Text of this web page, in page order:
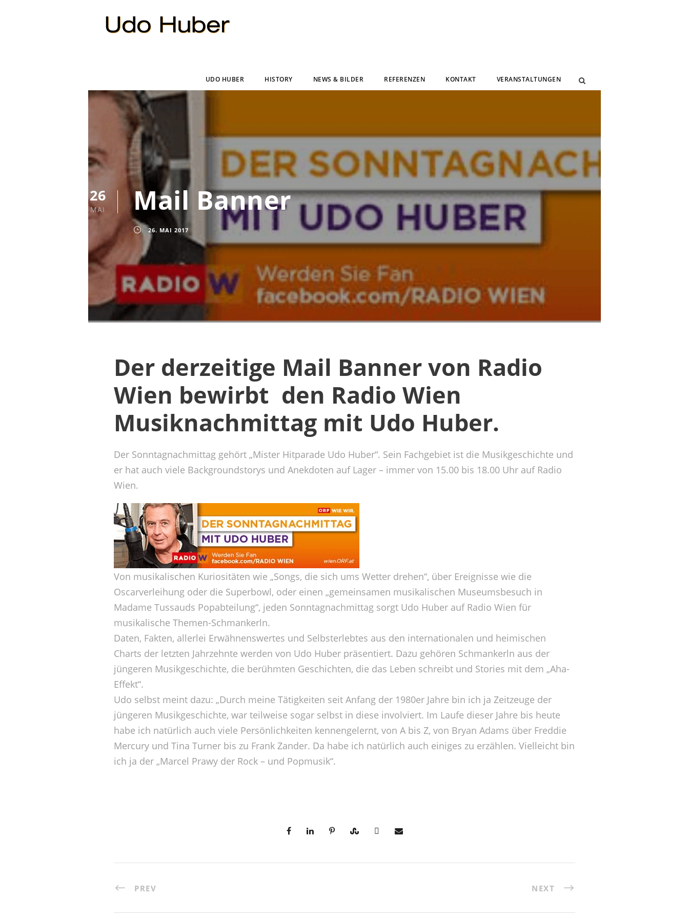
UDO HUBER HISTORY NEWS & BILDER REFERENZEN KONTAKT VERANSTALTUNGEN
26
MAI Mail Banner
26. MAI 2017
Der derzeitige Mail Banner von Radio
Wien bewirbt den Radio Wien
Musiknachmittag mit Udo Huber.
Der Sonntagnachmittag gehört „Mister Hitparade Udo Huber“. Sein Fachgebiet ist die Musikgeschichte und
er hat auch viele Backgroundstorys und Anekdoten auf Lager – immer von 15.00 bis 18.00 Uhr auf Radio
Wien.
Von musikalischen Kuriositäten wie „Songs, die sich ums Wetter drehen“, über Ereignisse wie die
Oscarverleihung oder die Superbowl, oder einen „gemeinsamen musikalischen Museumsbesuch in
Madame Tussauds Popabteilung“, jeden Sonntagnachmittag sorgt Udo Huber auf Radio Wien für
musikalische Themen-Schmankerln.
Daten, Fakten, allerlei Erwähnenswertes und Selbsterlebtes aus den internationalen und heimischen
Charts der letzten Jahrzehnte werden von Udo Huber präsentiert. Dazu gehören Schmankerln aus der
jüngeren Musikgeschichte, die berühmten Geschichten, die das Leben schreibt und Stories mit dem „Aha-
Effekt“.
Udo selbst meint dazu: „Durch meine Tätigkeiten seit Anfang der 1980er Jahre bin ich ja Zeitzeuge der
jüngeren Musikgeschichte, war teilweise sogar selbst in diese involviert. Im Laufe dieser Jahre bis heute
habe ich natürlich auch viele Persönlichkeiten kennengelernt, von A bis Z, von Bryan Adams über Freddie
Mercury und Tina Turner bis zu Frank Zander. Da habe ich natürlich auch einiges zu erzählen. Vielleicht bin
ich ja der „Marcel Prawy der Rock – und Popmusik“.
PREV NEXT